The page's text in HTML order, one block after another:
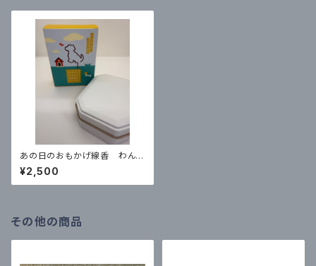
あの日のおもかげ線香 わんち
ゃん
¥2,500
その他の商品